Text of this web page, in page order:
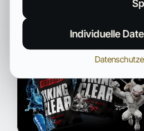
Individuelle